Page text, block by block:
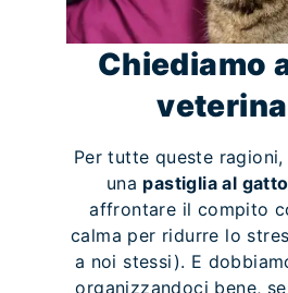
Chiediamo
Per tutte queste
una pastiglia al gatto
affrontare il compito
calma per ridurre lo
a noi stessi). E
organizzandoci bene,